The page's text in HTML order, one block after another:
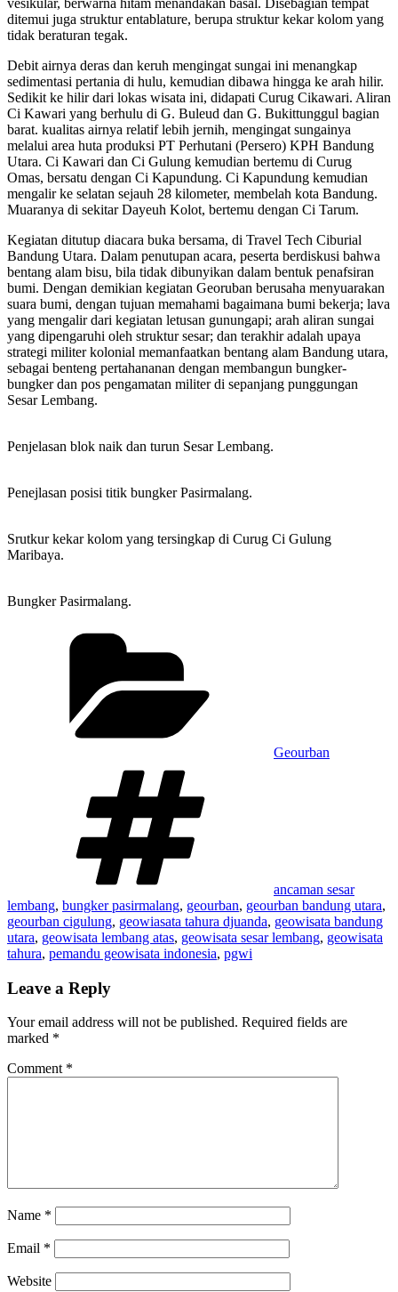
ditemui juga struktur entablature, berupa struktur kekar kolom yang
tidak beraturan tegak.
Debit airnya deras dan keruh mengingat sungai ini menangkap
sedimentasi pertania di hulu, kemudian dibawa hingga ke arah hilir.
Sedikit ke hilir dari lokas wisata ini, didapati Curug Cikawari. Aliran
Ci Kawari yang berhulu di G. Buleud dan G. Bukittunggul bagian
barat. kualitas airnya relatif lebih jernih, mengingat sungainya
melalui area huta produksi PT Perhutani (Persero) KPH Bandung
Utara. Ci Kawari dan Ci Gulung kemudian bertemu di Curug
Omas, bersatu dengan Ci Kapundung. Ci Kapundung kemudian
mengalir ke selatan sejauh 28 kilometer, membelah kota Bandung.
Muaranya di sekitar Dayeuh Kolot, bertemu dengan Ci Tarum.
Kegiatan ditutup diacara buka bersama, di Travel Tech Ciburial
Bandung Utara. Dalam penutupan acara, peserta berdiskusi bahwa
bentang alam bisu, bila tidak dibunyikan dalam bentuk penafsiran
bumi. Dengan demikian kegiatan Georuban berusaha menyuarakan
suara bumi, dengan tujuan memahami bagaimana bumi bekerja; lava
yang mengalir dari kegiatan letusan gunungapi; arah aliran sungai
yang dipengaruhi oleh struktur sesar; dan terakhir adalah upaya
strategi militer kolonial memanfaatkan bentang alam Bandung utara,
sebagai benteng pertahananan dengan membangun bungker-
bungker dan pos pengamatan militer di sepanjang punggungan
Sesar Lembang.
Penjelasan blok naik dan turun Sesar Lembang.
Penejlasan posisi titik bungker Pasirmalang.
Srutkur kekar kolom yang tersingkap di Curug Ci Gulung
Maribaya.
Bungker Pasirmalang.
Geourban
ancaman sesar
lembang, bungker pasirmalang, geourban, geourban bandung utara,
geourban cigulung, geowiasata tahura djuanda, geowisata bandung
utara, geowisata lembang atas, geowisata sesar lembang, geowisata
tahura, pemandu geowisata indonesia, pgwi
Leave a Reply
Your email address will not be published. Required fields are
marked *
Comment *
Name *
Email *
Website